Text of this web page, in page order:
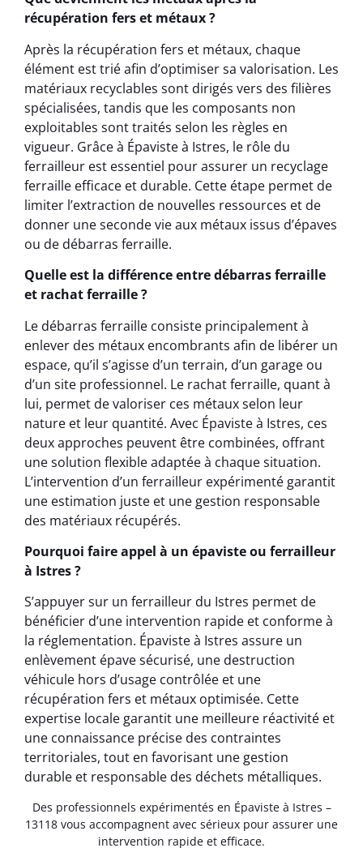
récupération fers et métaux ?
Après la récupération fers et métaux, chaque
élément est trié afin d’optimiser sa valorisation. Les
matériaux recyclables sont dirigés vers des filières
spécialisées, tandis que les composants non
exploitables sont traités selon les règles en
vigueur. Grâce à Épaviste à Istres, le rôle du
ferrailleur est essentiel pour assurer un recyclage
ferraille efficace et durable. Cette étape permet de
limiter l’extraction de nouvelles ressources et de
donner une seconde vie aux métaux issus d’épaves
ou de débarras ferraille.
Quelle est la différence entre débarras ferraille
et rachat ferraille ?
Le débarras ferraille consiste principalement à
enlever des métaux encombrants afin de libérer un
espace, qu’il s’agisse d’un terrain, d’un garage ou
d’un site professionnel. Le rachat ferraille, quant à
lui, permet de valoriser ces métaux selon leur
nature et leur quantité. Avec Épaviste à Istres, ces
deux approches peuvent être combinées, offrant
une solution flexible adaptée à chaque situation.
L’intervention d’un ferrailleur expérimenté garantit
une estimation juste et une gestion responsable
des matériaux récupérés.
Pourquoi faire appel à un épaviste ou ferrailleur
à Istres ?
S’appuyer sur un ferrailleur du Istres permet de
bénéficier d’une intervention rapide et conforme à
la réglementation. Épaviste à Istres assure un
enlèvement épave sécurisé, une destruction
véhicule hors d’usage contrôlée et une
récupération fers et métaux optimisée. Cette
expertise locale garantit une meilleure réactivité et
une connaissance précise des contraintes
territoriales, tout en favorisant une gestion
durable et responsable des déchets métalliques.
Des professionnels expérimentés en Épaviste à Istres –
13118 vous accompagnent avec sérieux pour assurer une
intervention rapide et efficace.